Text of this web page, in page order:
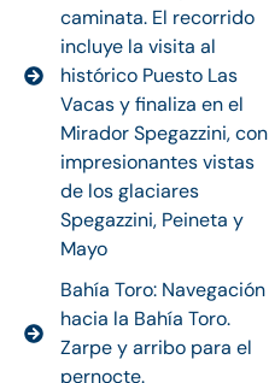
caminata. El recorrido
incluye la visita al
histórico Puesto Las
Vacas y finaliza en el
Mirador Spegazzini, con
impresionantes vistas
de los glaciares
Spegazzini, Peineta y
Mayo
Bahía Toro: Navegación
hacia la Bahía Toro.
Zarpe y arribo para el
pernocte.